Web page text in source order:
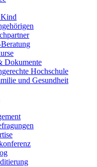
Dokumente
Hochschule
und Gesundheit